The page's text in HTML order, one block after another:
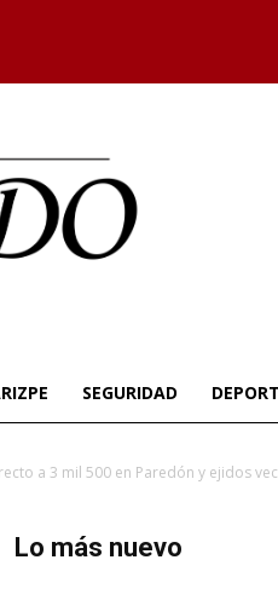
SEGURIDAD
a 3 mil 500 en Paredón y ejidos
Lo más nuevo